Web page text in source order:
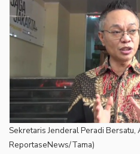
Sekretaris Jenderal Peradi Bersatu,
ReportaseNews/Tama)